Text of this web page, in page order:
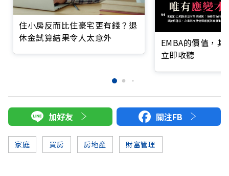
住小房反而比住豪宅更有錢？退
休金試算結果令人太意外
EMBA的價值，
立即收聽
加好友 關注FB
家庭 買房 房地產 財富管理